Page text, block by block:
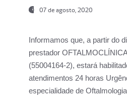
07 de agosto, 2020
Informamos que, a partir do
prestador
(55004164-2), estará
atendimentos 24 horas
especialidade de